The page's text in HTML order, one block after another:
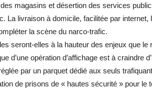
magasins et désertion des services
La livraison à domicile, facilitée par internet,
la scène du narco-trafic.
seront-elles à la hauteur des enjeux que le
d’une opération d’affichage est à craindre
par un parquet dédié aux seuls
de prisons de « hautes sécurité » pour le